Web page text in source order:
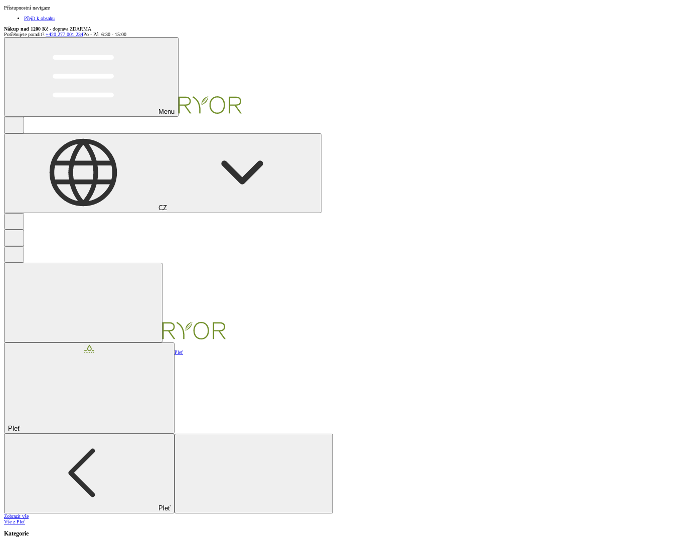
Přístupnostní navigace
Přejít k obsahu
Nákup nad 1200 Kč - doprava ZDARMA
Potřebujete poradit?:+420 277 001 234Po - Pá: 6:30 - 15:00
Menu
CZ
Pleť
Pleť
Pleť
Zobrazit vše
Vše z Pleť
Kategorie